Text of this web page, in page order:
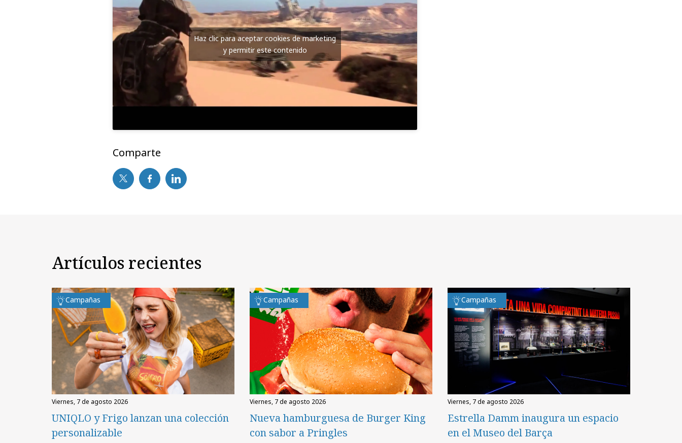
Haz clic para aceptar cookies de marketing
y permitir este contenido
Comparte
Artículos recientes
Campañas
viernes, 7 de agosto 2026
UNIQLO y Frigo lanzan una colección
personalizable
Campañas
viernes, 7 de agosto 2026
Nueva hamburguesa de Burger King
con sabor a Pringles
Campañas
viernes, 7 de agosto 2026
Estrella Damm inaugura un espacio
en el Museo del Barça